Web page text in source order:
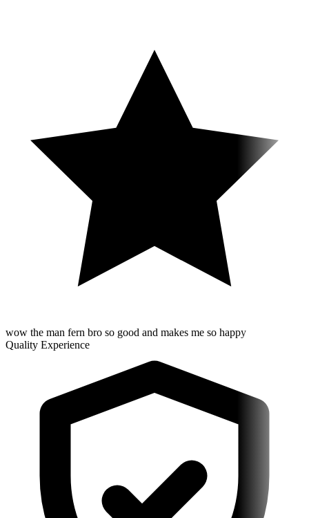
wow the man fern bro so good and makes me so happy
Quality Experience